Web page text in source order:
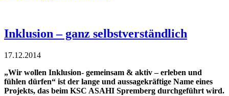
Inklusion – ganz selbstverständlich
17.12.2014
„Wir wollen Inklusion- gemeinsam & aktiv – erleben und
fühlen dürfen“ ist der lange und aussagekräftige Name eines
Projekts, das beim KSC ASAHI Spremberg durchgeführt wird.